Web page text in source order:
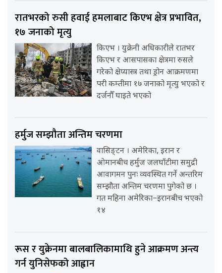
रातभरको रुसी हवाई हमलाबाट किएभ क्षेत्र प्रभावित,
१७ जनाको मृत्यु
किएभ । युक्रेनी अधिकारीले रातभर
किएभ र आसपासका क्षेत्रमा रुसले
गरेको क्षेप्यास्त्र तथा ड्रोन आक्रमणमा
परी कम्तीमा १७ जनाको मृत्यु भएको र
दर्जनौँ घाइते भएको
हर्मुज सम्झौता अन्तिम चरणमा
वासिङ्टन । अमेरिका, इरान र
ओमानबीच हर्मुज जलघाँटीमा समुद्री
आवागमन पुनः व्यवस्थित गर्ने अन्तरिम
सम्झौता अन्तिम चरणमा पुगेको छ ।
गत महिना अमेरिका–इरानबीच भएको
१४
रूस र युक्रेनमा बालबालिकामाथि हुने आक्रमण अन्त्य
गर्न युनिसेफको आह्वान